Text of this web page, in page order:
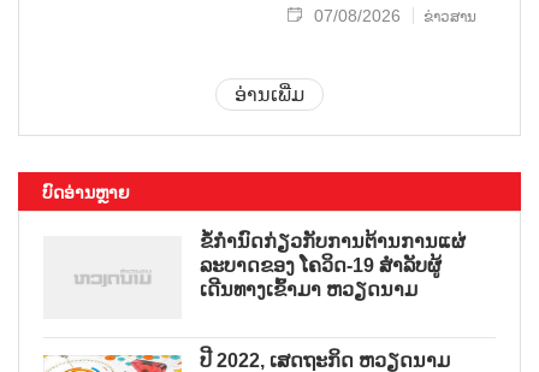
07/08/2026 ຂ່າວສານ
ອ່ານເພີ່ມ
ບົດອ່ານຫຼາຍ
ຂໍ້ກຳນົດກ່ຽວກັບການຕ້ານການແຜ່
ລະບາດຂອງ ໂຄວິດ-19 ສຳລັບຜູ້
ເດີນທາງເຂົ້າມາ ຫວຽດນາມ
ປີ 2022, ເສດຖະກິດ ຫວຽດນາມ